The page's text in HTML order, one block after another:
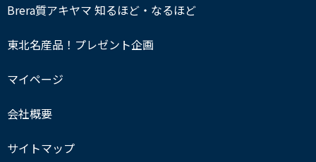
Brera質アキヤマ 知るほど・なるほど
東北名産品！プレゼント企画
マイページ
会社概要
サイトマップ